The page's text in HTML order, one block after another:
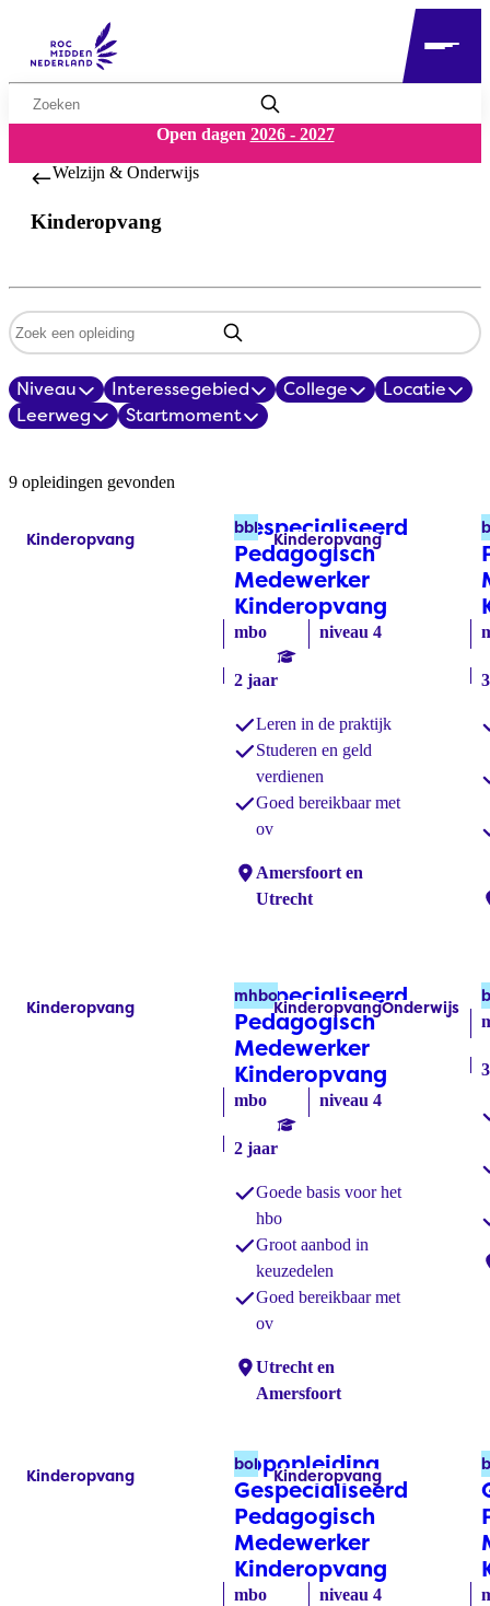
Zoekwoord
Open dagen 2026 - 2027
Welzijn & Onderwijs​
Kinderopvang
Zoekwoord
Filters
Niveau Interessegebied College
Locatie
Leerweg
Startmoment
Opleidingsoverzicht
9 opleidingen gevonden
Gespecialiseerd
Pedagogisch
Medewerker
Kinderopvang
mbo niveau 4
2 jaar
bbl
Leren in de praktijk
Studeren en geld
verdienen
Goed bereikbaar met
ov
Locaties:
Amersfoort en
Utrecht
Labels:
Kinderopvang Labels:
Kinderopvang
Gespecialiseerd
Pedagogisch
Medewerker
Kinderopvang
mbo niveau 4
2 jaar
mhbo
Goede basis voor het
hbo
Groot aanbod in
keuzedelen
Goed bereikbaar met
ov
Locaties:
Utrecht en
Amersfoort
Labels:
Kinderopvang Labels:
KinderopvangOnderwijs
Kopopleiding
Gespecialiseerd
Pedagogisch
Medewerker
Kinderopvang
mbo niveau 4
bol
Labels:
Kinderopvang Labels:
Kinderopvang